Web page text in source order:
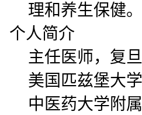
理和养生保健。
个人简介
主任医师，复
美国匹兹堡大
中医药大学附